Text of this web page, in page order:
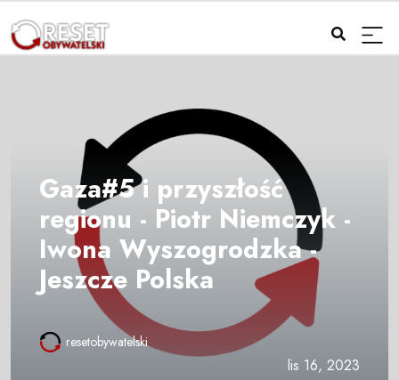
Gaza#5 i przyszłość
regionu - Piotr Niemczyk -
Iwona Wyszogrodzka -
Jeszcze Polska
resetobywatelski
lis 16, 2023